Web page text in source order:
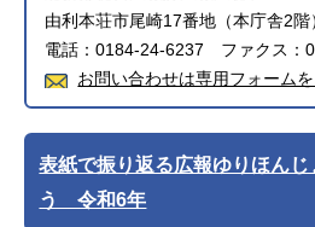
由利本荘市尾崎17番地（本庁舎2階
電話：0184-24-6237 ファクス：
お問い合わせは専用フォームを
表紙で振り返る広報ゆりほんじ
う 令和6年